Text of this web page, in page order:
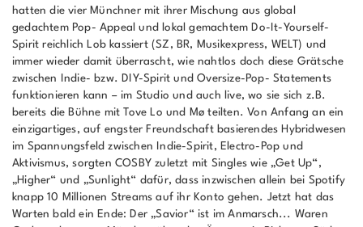
hatten die vier Münchner mit ihrer Mischung aus global
gedachtem Pop- Appeal und lokal gemachtem Do-It-Yourself-
Spirit reichlich Lob kassiert (SZ, BR, Musikexpress, WELT) und
immer wieder damit überrascht, wie nahtlos doch diese Grätsche
zwischen Indie- bzw. DIY-Spirit und Oversize-Pop- Statements
funktionieren kann – im Studio und auch live, wo sie sich z.B.
bereits die Bühne mit Tove Lo und Mø teilten. Von Anfang an ein
einzigartiges, auf engster Freundschaft basierendes Hybridwesen
im Spannungsfeld zwischen Indie-Spirit, Electro-Pop und
Aktivismus, sorgten COSBY zuletzt mit Singles wie „Get Up“,
„Higher“ und „Sunlight“ dafür, dass inzwischen allein bei Spotify
knapp 10 Millionen Streams auf ihr Konto gehen. Jetzt hat das
Warten bald ein Ende: Der „Savior“ ist im Anmarsch... Waren